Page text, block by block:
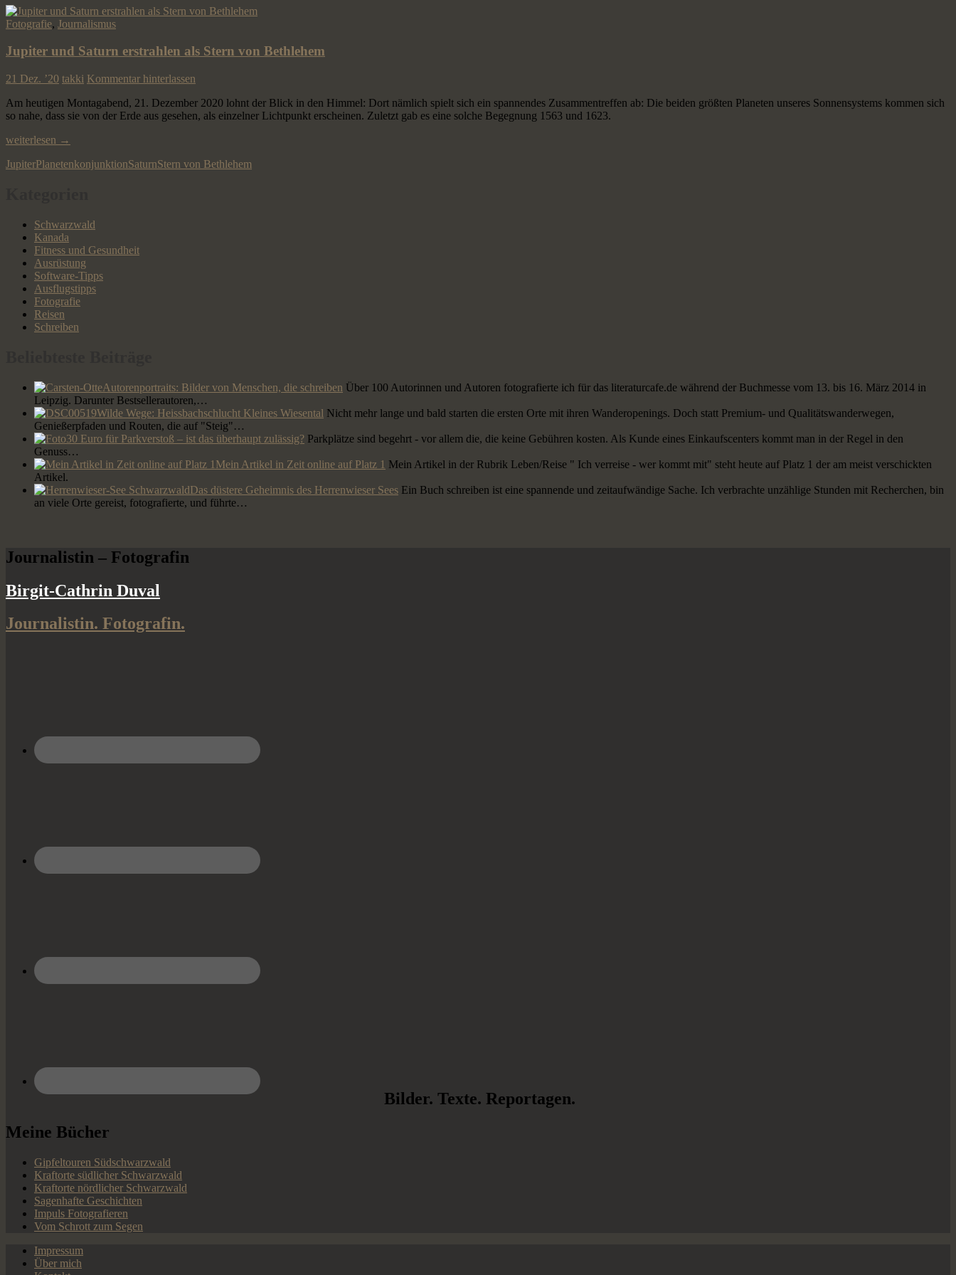
Fotografie, Journalismus
Jupiter und Saturn erstrahlen als Stern von Bethlehem
21 Dez. ’20 takki Kommentar hinterlassen
Am heutigen Montagabend, 21. Dezember 2020 lohnt der Blick in den Himmel: Dort nämlich spielt sich ein spannendes Zusammentreffen ab: Die beiden größten Planeten unseres Sonnensystems kommen sich
so nahe, dass sie von der Erde aus gesehen, als einzelner Lichtpunkt erscheinen. Zuletzt gab es eine solche Begegnung 1563 und 1623.
Jupiter
Saturn
Bethlehem
weiterlesen →
JupiterPlanetenkonjunktionSaturnStern von Bethlehem
Schwarzwald
Kanada
Fitness und Gesundheit
Ausrüstung
Software-Tipps
Ausflugstipps
Fotografie
Reisen
Schreiben
Autorenportraits: Bilder von Menschen, die schreiben Über 100 Autorinnen und Autoren fotografierte ich für das literaturcafe.de während der Buchmesse vom 13. bis 16. März 2014 in
Leipzig. Darunter Bestsellerautoren,…
Wilde Wege: Heissbachschlucht Kleines Wiesental Nicht mehr lange und bald starten die ersten Orte mit ihren Wanderopenings. Doch statt Premium- und Qualitätswanderwegen,
Genießerpfaden und Routen, die auf "Steig"…
30 Euro für Parkverstoß – ist das überhaupt zulässig? Parkplätze sind begehrt - vor allem die, die keine Gebühren kosten. Als Kunde eines Einkaufscenters kommt man in der Regel in den
Genuss…
Mein Artikel in Zeit online auf Platz 1 Mein Artikel in der Rubrik Leben/Reise " Ich verreise - wer kommt mit" steht heute auf Platz 1 der am meist verschickten
Artikel.
Das düstere Geheimnis des Herrenwieser Sees Ein Buch schreiben ist eine spannende und zeitaufwändige Sache. Ich verbrachte unzählige Stunden mit Recherchen, bin
an viele Orte gereist, fotografierte, und führte…
Journalistin – Fotografin
Birgit-Cathrin Duval
Journalistin. Fotografin.
Bilder. Texte. Reportagen.
Meine Bücher
Gipfeltouren Südschwarzwald
Kraftorte südlicher Schwarzwald
Kraftorte nördlicher Schwarzwald
Sagenhafte Geschichten
Impuls Fotografieren
Vom Schrott zum Segen
Impressum
Über mich